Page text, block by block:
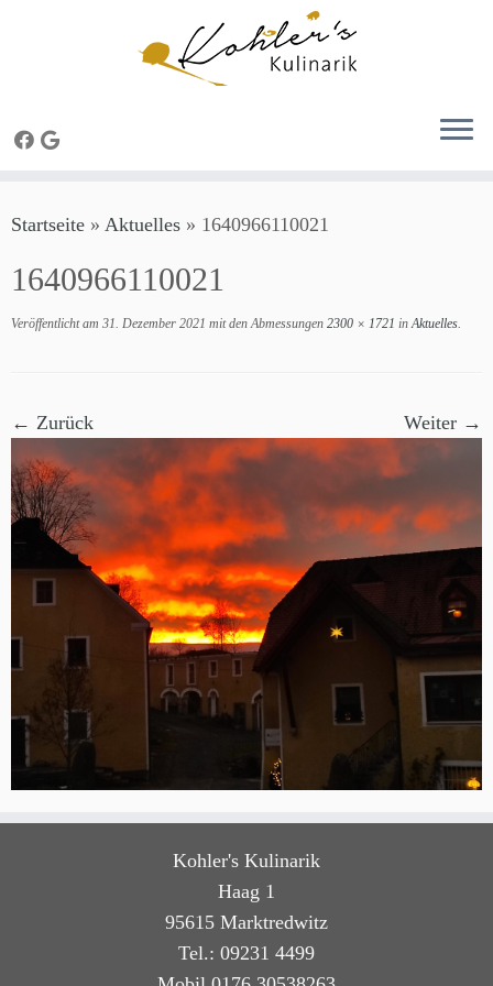
Inhalt
Startseite » Aktuelles » 1640966110021
1640966110021
Veröffentlicht am 31. Dezember 2021 mit den Abmessungen 2300 × 1721 inAktuelles.
← Zurück Weiter →
Kohler's Kulinarik
Haag 1
95615 Marktredwitz
Tel.: 09231 4499